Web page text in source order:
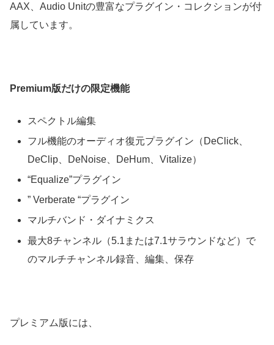
AAX、Audio Unitの豊富なプラグイン・コレクションが付
属しています。
Premium版だけの限定機能
スペクトル編集
フル機能のオーディオ復元プラグイン（DeClick、
DeClip、DeNoise、DeHum、Vitalize）
“Equalize”プラグイン
” Verberate “プラグイン
マルチバンド・ダイナミクス
最大8チャンネル（5.1または7.1サラウンドなど）で
のマルチチャンネル録音、編集、保存
プレミアム版には、